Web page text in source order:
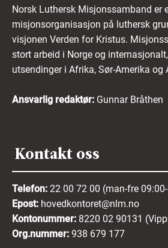
Norsk Luthersk Misjonssamband er
misjonsorganisasjon på luthersk
visjonen Verden for Kristus.
stort arbeid i Norge og
utsendinger i Afrika, Sør-Amerika og
Ansvarlig redaktør: Gunnar Bråthen
Kontakt oss
Telefon: 22 00 72 00 (man-fre
Epost: hovedkontoret@nlm.no
Kontonummer: 8220 02 90131
Org.nummer: 938 679 177